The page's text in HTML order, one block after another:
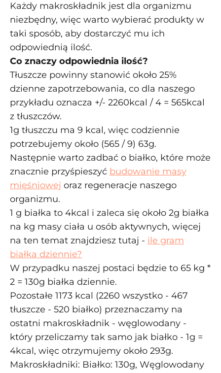
Każdy makroskładnik jest dla organizmu
niezbędny, więc warto wybierać produkty w
taki sposób, aby dostarczyć mu ich
odpowiednią ilość.
Co znaczy odpowiednia ilość?
Tłuszcze powinny stanowić około 25%
dzienne zapotrzebowania, co dla naszego
przykładu oznacza +/- 2260kcal / 4 = 565kcal
z tłuszczów.
1g tłuszczu ma 9 kcal, więc codziennie
potrzebujemy około (565 / 9) 63g.
Następnie warto zadbać o białko, które może
znacznie przyśpieszyć budowanie masy
mięśniowej oraz regeneracje naszego
organizmu.
1 g białka to 4kcal i zaleca się około 2g białka
na kg masy ciała u osób aktywnych, więcej
na ten temat znajdziesz tutaj - ile gram
białka dziennie?
W przypadku naszej postaci będzie to 65 kg *
2 = 130g białka dziennie.
Pozostałe 1173 kcal (2260 wszystko - 467
tłuszcze - 520 białko) przeznaczamy na
ostatni makroskładnik - węglowodany -
który przeliczamy tak samo jak białko - 1g =
4kcal, więc otrzymujemy około 293g.
Makroskładniki: Białko: 130g, Węglowodany